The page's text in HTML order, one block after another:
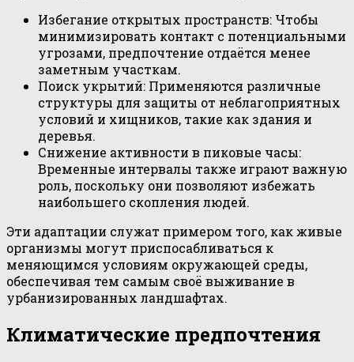
Избегание открытых пространств: Чтобы
минимизировать контакт с потенциальными
угрозами, предпочтение отдаётся менее
заметным участкам.
Поиск укрытий: Применяются различные
структуры для защиты от неблагоприятных
условий и хищников, такие как здания и
деревья.
Снижение активности в пиковые часы:
Временные интервалы также играют важную
роль, поскольку они позволяют избежать
наибольшего скопления людей.
Эти адаптации служат примером того, как живые
организмы могут приспосабливаться к
меняющимся условиям окружающей среды,
обеспечивая тем самым своё выживание в
урбанизированных ландшафтах.
Климатические предпочтения